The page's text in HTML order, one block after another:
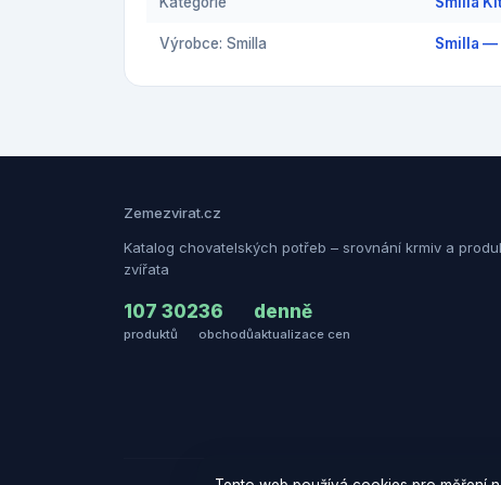
Výrobce: Smilla Smilla —
Zemezvirat.cz
Katalog chovatelských potřeb – srovnání krmiv a
zvířata
107 302
produktů
36
obchodů
denně
aktualizace cen